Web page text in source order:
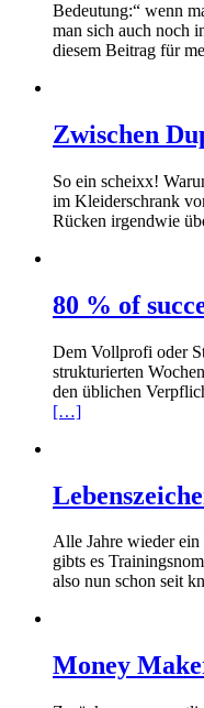
Bedeutung:“ wenn
man sich auch noch
diesem Beitrag für
Zwischen
So ein scheixx!
im Kleiderschrank
Rücken irgendwie
80 % of
Dem Vollprofi oder
strukturierten
den üblichen
[…]
Alle Jahre wieder
gibts es
also nun schon seit
Money